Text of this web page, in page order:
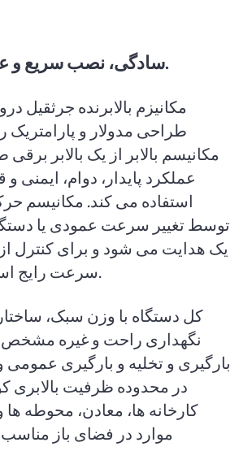
سادگی، نصب سریع و عملکرد کارآمد.
مکانیزم بالابرنده جرثقیل
طراحی مدولار و پارامتریک
مکانیسم بالابر از یک بالابر
عملکرد پایدار، دوام، ایمنی و
استفاده می کند. مکانیسم
توسط تغییر سرعت عمودی یا
یک هدایت می شود و برای کنترل
سرعت رایج استفاده می شود.
کل دستگاه با وزن سبک،
نگهداری راحت و غیره
بارگیری و تخلیه و بارگیری عمومی
در محدوده ظرفیت
کارخانه ها، معادن، محوطه ها و
موارد در فضای باز